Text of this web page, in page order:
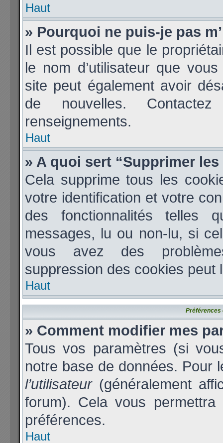
Haut
» Pourquoi ne puis-je pas
Il est possible que le
le nom d’utilisateur que
site peut également avoir
de nouvelles.
renseignements.
Haut
» A quoi sert “Supprimer
Cela supprime tous les
votre identification et votre
des fonctionnalités telles
messages, lu ou non-lu, si
vous avez des
suppression des cookies peut
Haut
Préférences
» Comment modifier mes
Tous vos paramètres (si
notre base de données. Pour
l’utilisateur(généralement
forum). Cela vous
préférences.
Haut